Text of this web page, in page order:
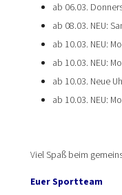
ab 06.03.
ab 08.03. NEU:
ab 10.03. NEU:
ab 10.03. NEU:
ab 10.03. Neue
ab 10.03. NEU:
Viel Spaß beim
Euer Sportteam